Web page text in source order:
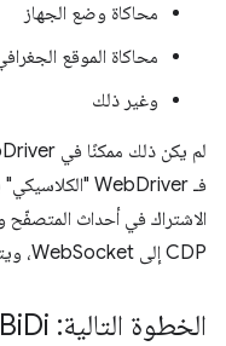
محاكاة وضع الجهاز
محاكاة الموقع
وغير ذلك
الاشتراك في أحداث المتصفّح
CDP إلى WebSocket، ويتوافق مع المراسلة ثنائية الاتجاه تلقائيًا.
الخطوة التالية: Web Di